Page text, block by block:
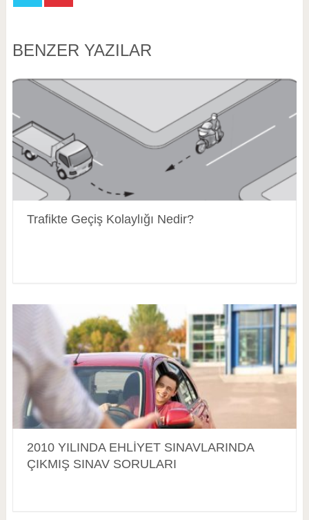
BENZER YAZILAR
Trafikte Geçiş Kolaylığı Nedir?
2010 YILINDA EHLİYET SINAVLARINDA
ÇIKMIŞ SINAV SORULARI